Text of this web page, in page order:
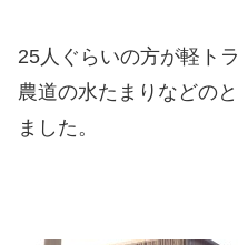
25人ぐらいの方が軽ト
農道の水たまりなどの
ました。